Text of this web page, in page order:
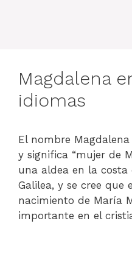
Magdalena
idiomas
El nombre
y significa “mujer de
una aldea en la costa
Galilea, y se cree que
nacimiento de María
importante en el